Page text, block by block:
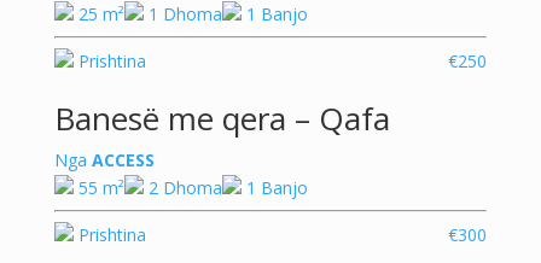
25 m²
1 Dhoma 1 Banjo
Prishtina €250
Banesë me qera – Qafa
Nga ACCESS
55 m²
2 Dhoma 1 Banjo
Prishtina €300